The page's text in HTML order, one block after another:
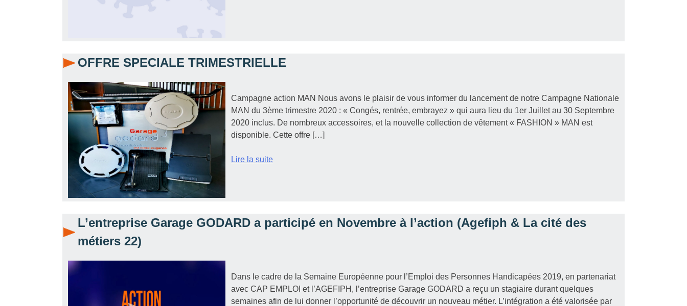
OFFRE SPECIALE TRIMESTRIELLE
Campagne action MAN Nous avons le plaisir de vous informer du lancement de notre Campagne Nationale
MAN du 3ème trimestre 2020 : « Congés, rentrée, embrayez » qui aura lieu du 1er Juillet au 30 Septembre
2020 inclus. De nombreux accessoires, et la nouvelle collection de vêtement « FASHION » MAN est
disponible. Cette offre […]
Lire la suite
L’entreprise Garage GODARD a participé en Novembre à l’action (Agefiph & La cité des
métiers 22)
Dans le cadre de la Semaine Européenne pour l’Emploi des Personnes Handicapées 2019, en partenariat
avec CAP EMPLOI et l’AGEFIPH, l’entreprise Garage GODARD a reçu un stagiaire durant quelques
semaines afin de lui donner l’opportunité de découvrir un nouveau métier. L’intégration a été valorisée par